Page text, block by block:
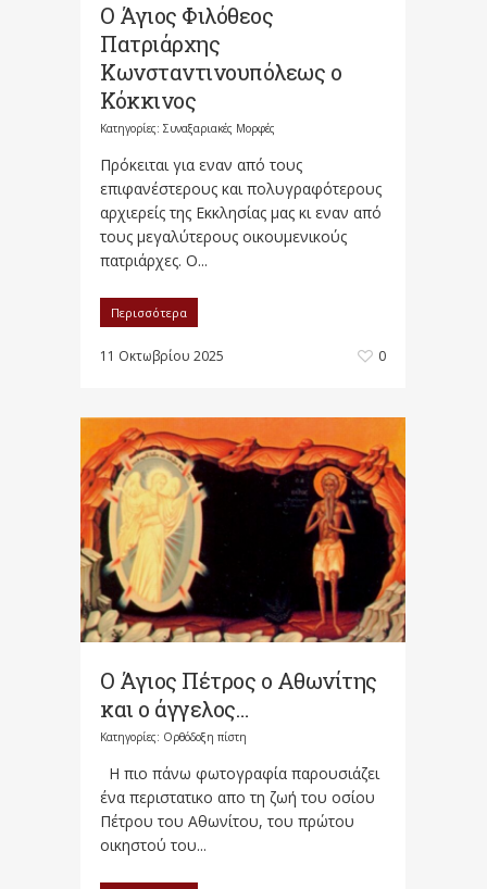
Ο Άγιος Φιλόθεος
Πατριάρχης
Κωνσταντινουπόλεως ο
Κόκκινος
Κατηγορίες: Συναξαριακές Μορφές
Πρόκειται για εναν από τους
επιφανέστερους και πολυγραφότερους
αρχιερείς της Εκκλησίας μας κι εναν από
τους μεγαλύτερους οικουμενικούς
πατριάρχες. Ο...
Περισσότερα
11 Οκτωβρίου 2025 0
Ο Άγιος Πέτρος ο Αθωνίτης
και ο άγγελος…
Κατηγορίες: Ορθόδοξη πίστη
Η πιο πάνω φωτογραφία παρουσιάζει
ένα περιστατικο απο τη ζωή του οσίου
Πέτρου του Αθωνίτου, του πρώτου
οικηστού του...